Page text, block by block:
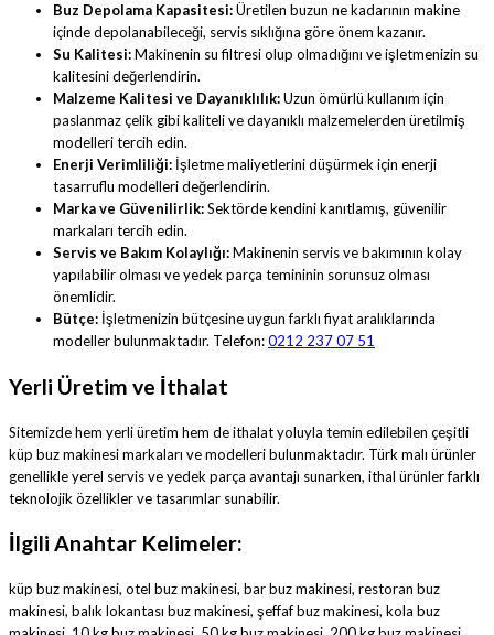
Buz Depolama Kapasitesi:Üretilen buzun ne kadarının makine
içinde depolanabileceği, servis sıklığına göre önem kazanır.
Su Kalitesi:Makinenin su filtresi olup olmadığını ve işletmenizin su
kalitesini değerlendirin.
Malzeme Kalitesi ve Dayanıklılık:Uzun ömürlü kullanım için
paslanmaz çelik gibi kaliteli ve dayanıklı malzemelerden üretilmiş
modelleri tercih edin.
Enerji Verimliliği: İşletme maliyetlerini düşürmek için enerji
tasarruflu modelleri değerlendirin.
Marka ve Güvenilirlik:Sektörde kendini kanıtlamış, güvenilir
markaları tercih edin.
Servis ve Bakım Kolaylığı:Makinenin servis ve bakımının kolay
yapılabilir olması ve yedek parça temininin sorunsuz olması
önemlidir.
Bütçe: İşletmenizin bütçesine uygun farklı fiyat aralıklarında
modeller bulunmaktadır. Telefon:0212 237 07 51
Yerli Üretim ve İthalat
Sitemizde hem yerli üretim hem de ithalat yoluyla temin edilebilen çeşitli
küp buz makinesi markaları ve modelleri bulunmaktadır. Türk malı ürünler
genellikle yerel servis ve yedek parça avantajı sunarken, ithal ürünler farklı
teknolojik özellikler ve tasarımlar sunabilir.
İlgili Anahtar Kelimeler:
küp buz makinesi, otel buz makinesi, bar buz makinesi, restoran buz
makinesi, balık lokantası buz makinesi, şeffaf buz makinesi, kola buz